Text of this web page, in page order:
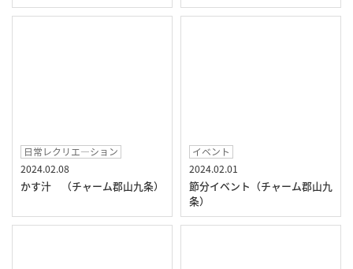
日常レクリエ―ション
2024.02.08
かす汁 （チャーム郡山九条）
イベント
2024.02.01
節分イベント（チャーム郡山九
条）